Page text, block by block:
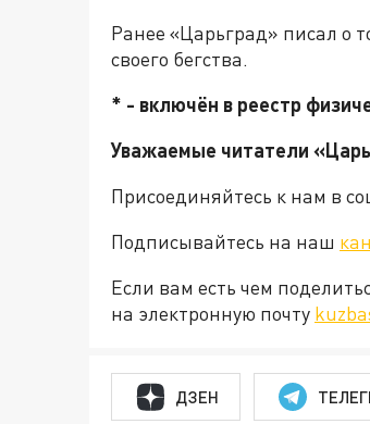
Ранее «Царьград» писал о
своего бегства.
* - включён в реестр
Уважаемые читатели
Присоединяйтесь к нам в
Подписывайтесь на наш
Если вам есть чем
на электронную почту
ДЗЕН